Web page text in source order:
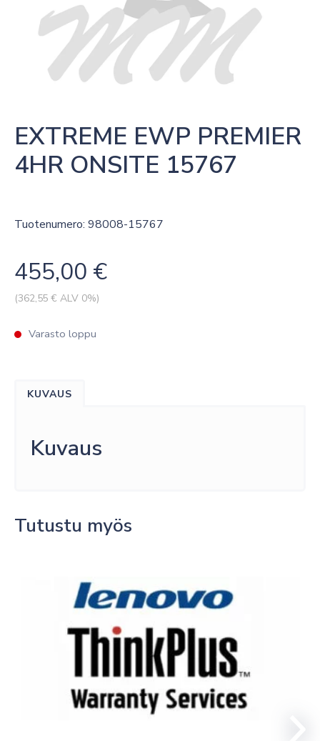
EXTREME EWP PREMIER
4HR ONSITE 15767
Tuotenumero: 98008-15767
455,00 €
(362,55 € ALV 0%)
Varasto loppu
KUVAUS
Kuvaus
Tutustu myös